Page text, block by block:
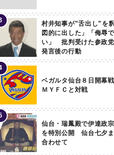
村井知事が”舌出し”を
図的に出した」「侮辱
い」 批判受けた参政
発言後の行動
ベガルタ仙台８日開幕
ＭＹＦＣと対戦
仙台・瑞鳳殿で伊達政
を特別公開 仙台七夕
合わせて